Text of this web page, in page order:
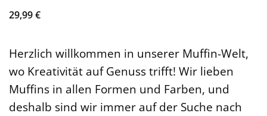
29,99€
Herzlich willkommen in unserer Muffin-Welt,
wo Kreativität auf Genuss trifft! Wir lieben
Muffins in allen Formen und Farben, und
deshalb sind wir immer auf der Suche nach